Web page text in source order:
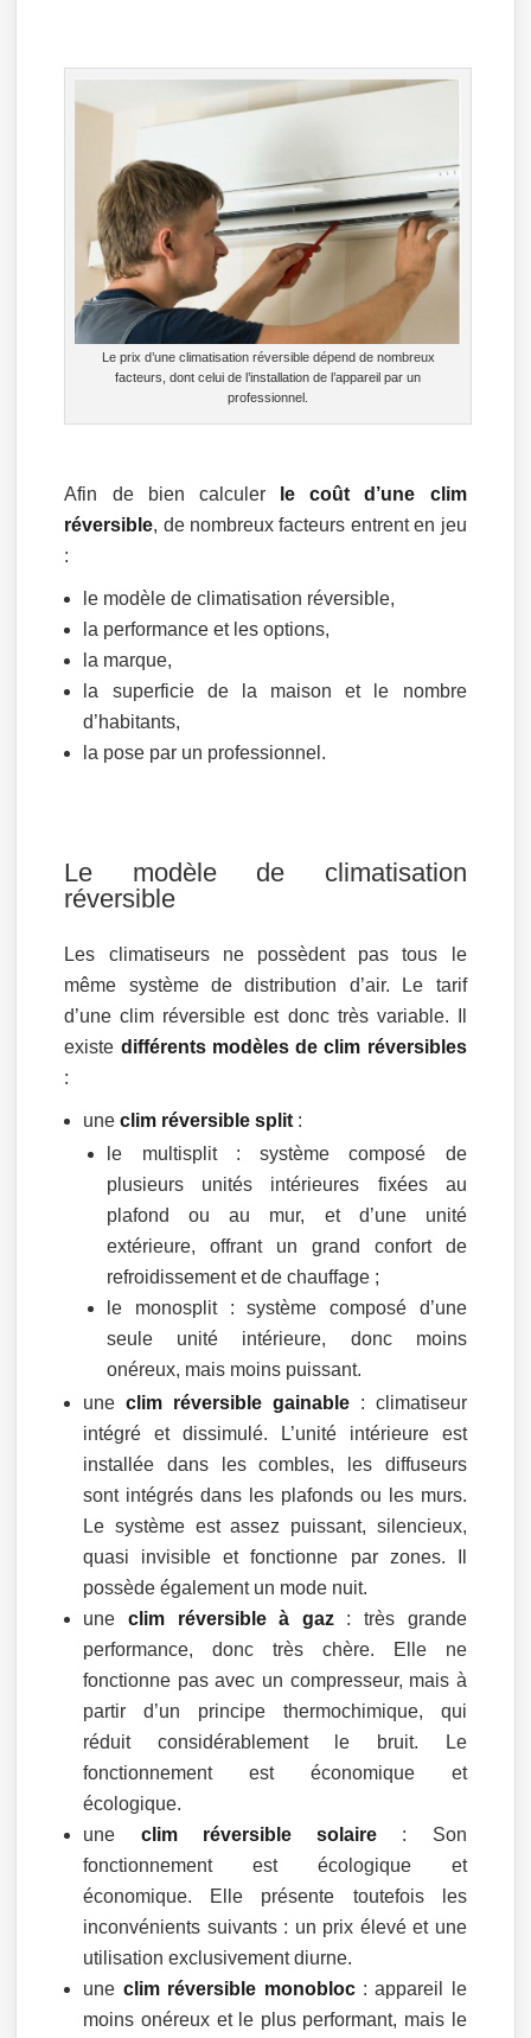
Le prix d’une climatisation réversible dépend de nombreux
facteurs, dont celui de l’installation de l’appareil par un
professionnel.
Afin de bien calculer
le coût d’une clim
réversible, de nombreux facteurs entrent en jeu
:
le modèle de climatisation réversible,
la performance et les options,
la marque,
la superficie de la maison et le nombre
d’habitants,
la pose par un professionnel.
Le modèle de climatisation
réversible
Les climatiseurs ne possèdent pas tous le
même système de distribution d’air. Le tarif
d’une clim réversible est donc très variable. Il
existe différents modèles de clim réversibles
:
uneclim réversible split :
le multisplit : système composé de
plusieurs unités intérieures fixées au
plafond ou au mur, et d’une unité
extérieure, offrant un grand confort de
refroidissement et de chauffage ;
le monosplit : système composé d’une
seule unité intérieure, donc moins
onéreux, mais moins puissant.
uneclim réversible gainable: climatiseur
intégré et dissimulé. L’unité intérieure est
installée dans les combles, les diffuseurs
sont intégrés dans les plafonds ou les murs.
Le système est assez puissant, silencieux,
quasi invisible et fonctionne par zones. Il
possède également un mode nuit.
uneclim réversible à gaz: très grande
performance, donc très chère. Elle ne
fonctionne pas avec un compresseur, mais à
partir d’un principe thermochimique, qui
réduit considérablement le bruit. Le
fonctionnement est économique et
écologique.
une clim réversible solaire : Son
fonctionnement est écologique et
économique. Elle présente toutefois les
inconvénients suivants : un prix élevé et une
utilisation exclusivement diurne.
une clim réversible monobloc: appareil le
moins onéreux et le plus performant, mais le